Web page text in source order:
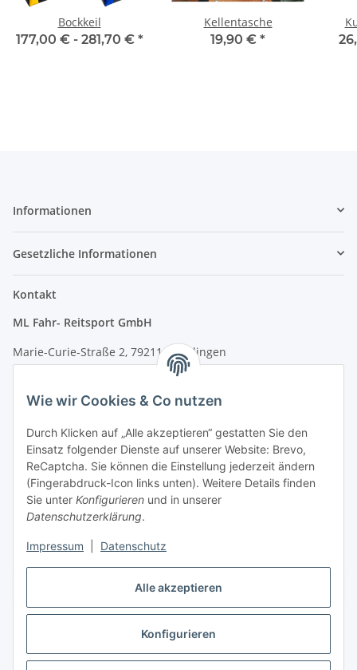
Alle akzeptieren
Konfigurieren
Wie wir Cookies & Co nutzen
Durch Klicken auf „Alle akzeptieren“ gestatten Sie den
Einsatz folgender Dienste auf unserer Website: Brevo,
ReCaptcha. Sie können die Einstellung jederzeit ändern
(Fingerabdruck-Icon links unten). Weitere Details finden
Sie unter Konfigurieren und in unserer
Datenschutzerklärung.
Impressum Datenschutz
Bockkeil
177,00 € - 281,70 € *
Kellentasche
19,90 € *
Informationen
Gesetzliche Informationen
Kontakt
ML Fahr- Reitsport GmbH
Marie-Curie-Straße 2, 79211 Denzlingen
Tel.: 07666/9378060 (Mo-Fr 9-16 Uhr)
info@fahr-reitsport.de
Nach Terminvereinbarung können Sie gerne bei uns im Lager
vorbeikommen
Zahlungsarten
Vertrag widerrufen